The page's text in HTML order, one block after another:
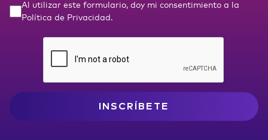
Al utilizar este formulario, doy mi consentimiento a la
Política de Privacidad .
INSCRÍBETE